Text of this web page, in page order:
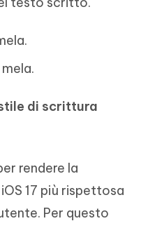
di scrittura
rendere la
17 più rispettosa
Per questo